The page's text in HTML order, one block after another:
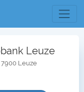
Leuze
7900 Leuze